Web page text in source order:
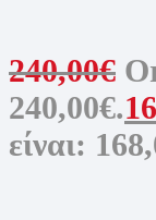
240,00€
240,00€.
είναι: